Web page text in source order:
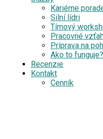
Kariérne
Silní lídri
Tímový
Pracovné
Príprava na
Ako to funguje?
Recenzie
Kontakt
Cenník